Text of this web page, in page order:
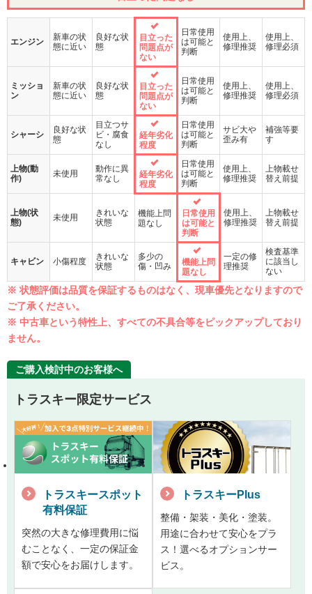
エンジン
新車の状
態に近い
良好な状
態
目立った
問題点が
ない
日常使用
は可能と
判断
使用上、
修理推奨
使用上、
修理必須
ミッショ
ン
新車の状
態に近い
良好な状
態
目立った
問題点が
ない
日常使用
は可能と
判断
使用上、
修理推奨
使用上、
修理必須
シャーシ
良好な状
態
目立つサ
ビ・腐食
なし
経年劣化
程度
日常使用
は可能と
判断
サビ大や
歪み有
補強等要
す
上物(動
作)
未使用
動作に異
常なし
経年劣化
程度
日常使用
は可能と
判断
使用上、
修理推奨
上物載せ
替え前提
上物(状
態)
未使用
きれいな
状態
機能上問
題なし
日常使用
は可能と
判断
使用上、
修理推奨
上物載せ
替え前提
キャビン 小傷程度
きれいな
状態
多少の
傷・凹み
機能上問
題なし
一定の修
理推奨
検査基準
に該当し
ない
※ 状態評価は品質を保証するものはなく、現車優先となりますので
ご了承ください。
※ 中古車という特性上、すべての不具合等をピックアップしており
ません。
ご購入検討中のお客様へ
トラスキー限定サービス
トラスキースポット
有料保証
突然の大きな修理費用に悩
むことなく、一定の保証金
額で安心をお届けします。
トラスキーPlus
整備・架装・美化・塗装。
用途に合わせて安心をプラ
ス！選べるオプションサー
ビス。